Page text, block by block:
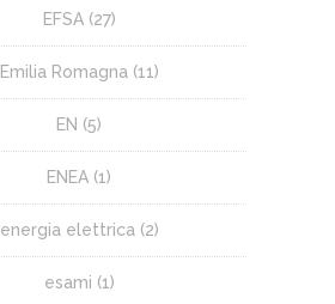
EFSA(27)
Emilia Romagna (11)
EN (5)
ENEA (1)
energia elettrica (2)
esami (1)